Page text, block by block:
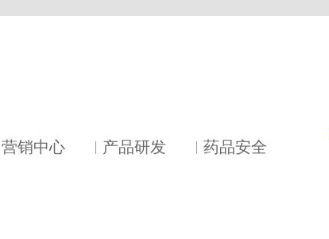
营销中心 产品研发 药品安全